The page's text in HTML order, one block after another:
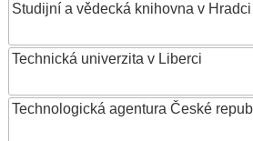
Studijní a vědecká knihovna v
Technická univerzita v Liberci
Technologická agentura České